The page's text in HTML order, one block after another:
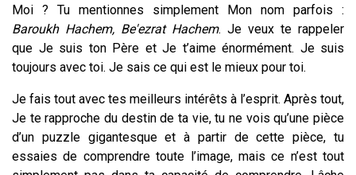
Moi ? Tu mentionnes simplement Mon nom parfois :
Baroukh Hachem, Be'ezrat Hachem. Je veux te rappeler
que Je suis ton Père et Je t’aime énormément. Je suis
toujours avec toi. Je sais ce qui est le mieux pour toi.
Je fais tout avec tes meilleurs intérêts à l’esprit. Après tout,
Je te rapproche du destin de ta vie, tu ne vois qu’une pièce
d’un puzzle gigantesque et à partir de cette pièce, tu
essaies de comprendre toute l’image, mais ce n’est tout